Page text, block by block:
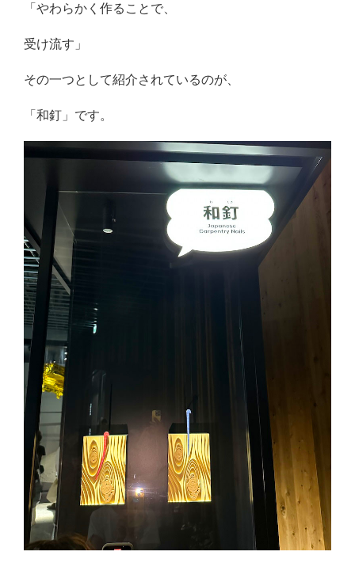
「やわらかく作ることで、
受け流す」
その一つとして紹介されているのが、
「和釘」です。